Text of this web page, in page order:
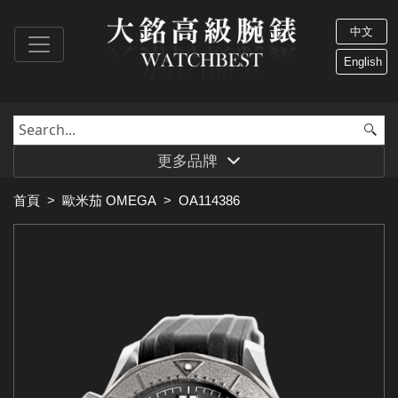
中文
English
更多品牌
首頁 > 歐米茄 OMEGA > OA114386